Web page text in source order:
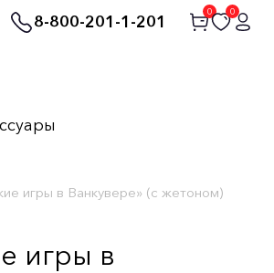
8-800-201-1-201
0 0
игры в Ванкувере» (с жетоном)
игры в